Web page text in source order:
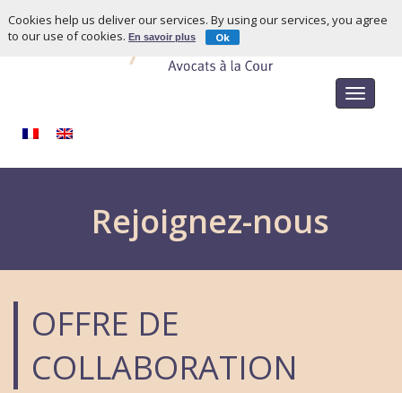
Toggle
Rejoignez-nous
OFFRE DE
COLLABORATION
Cookies help us deliver our services. By using our services, you agree
to our use of cookies.En savoir plus Ok